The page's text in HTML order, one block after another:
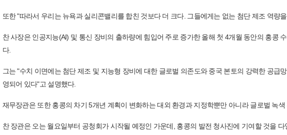
또한 "따라서 우리는 뉴욕과 실리콘밸리를 합친 것보다 더 크다. 그들에게는 없는 첨단 제조 역량
찬 사장은 인공지능(AI) 및 통신 장비의 출하량에 힘입어 주로 증가한 올해 첫 4개월 동안의 홍콩
다.
그는 "수치 이면에는 첨단 제조 및 지능형 장비에 대한 글로벌 의존도와 중국 본토의 강력한 공급
영되어 있다"고 설명했다.
재무장관은 또한 홍콩의 차기 5개년 계획이 변화하는 대외 환경과 지정학뿐만 아니라 글로벌 녹
찬 장관은 오는 월요일부터 공청회가 시작될 예정인 가운데, 홍콩의 발전 청사진에 기여할 것을